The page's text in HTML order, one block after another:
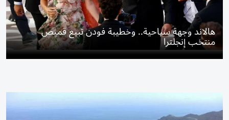
هالاند وجهة سياحية.. وخطيبة فودن تبيع قميص
منتخب إنجلترا